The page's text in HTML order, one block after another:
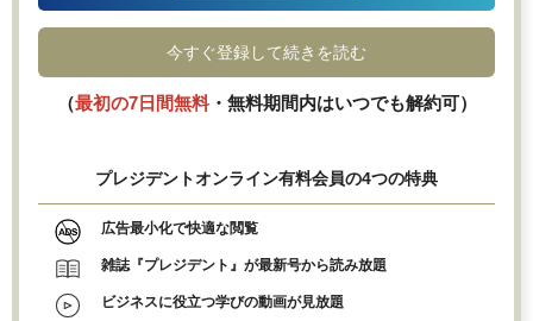
今すぐ登録して続きを読む
（最初の7日間無料・無料期間内はいつでも解約可）
プレジデントオンライン有料会員の4つの特典
広告最小化で快適な閲覧
雑誌『プレジデント』が最新号から読み放題
ビジネスに役立つ学びの動画が見放題